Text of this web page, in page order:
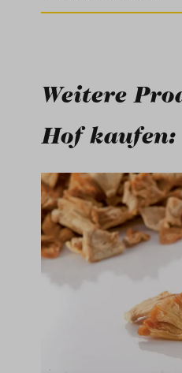
Weitere
Hof kaufen:
Produktgalerie